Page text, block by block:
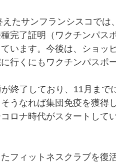
たサンフランシスコでは
完了証明（ワクチンパス
います。今後は、ショッ
行くにもワクチンパスポ
終了しており、11月まで
うなれば集団免疫を獲得
ロナ時代がスタートして
フィットネスクラブを復